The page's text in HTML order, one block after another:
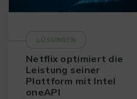
LÖSUNGEN
Netflix optimiert die
Leistung seiner
Plattform mit Intel
oneAPI